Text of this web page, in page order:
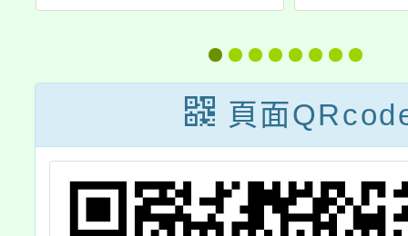
11次代課教師甄
頁面